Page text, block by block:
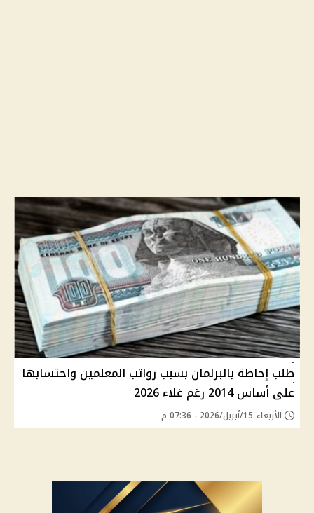
طلب إحاطة بالبرلمان بسبب رواتب المعلمين واحتسابها
على أساس 2014 رغم غلاء 2026
الأربعاء 15/أبريل/2026 - 07:36 م